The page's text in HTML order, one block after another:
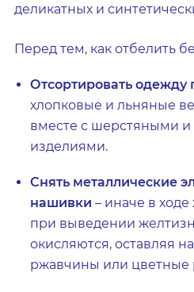
деликатных и
Перед тем, как отбелить
Отсортировать одежду
хлопковые и льняные
вместе с шерстяными
изделиями.
Снять металлические
нашивки – иначе в
при выведении
окисляются, оставляя
ржавчины или цветные